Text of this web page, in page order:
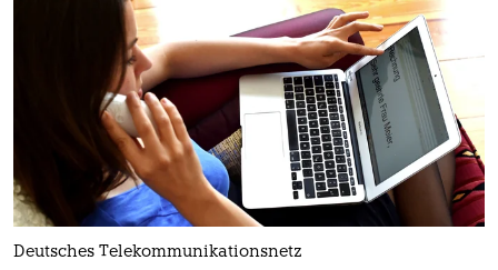
Deutsches Telekommunikationsnetz